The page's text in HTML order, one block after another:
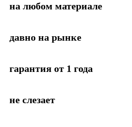
на любом материале
давно на рынке
гарантия от 1 года
не слезает